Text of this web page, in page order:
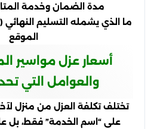
مدة الضمان وخدمة
ما الذي يشمله التسليم
الموقع
أسعار عزل مواسير
والعوامل التي
تختلف تكلفة العزل من منزل
على “اسم الخدمة” فقط، بل